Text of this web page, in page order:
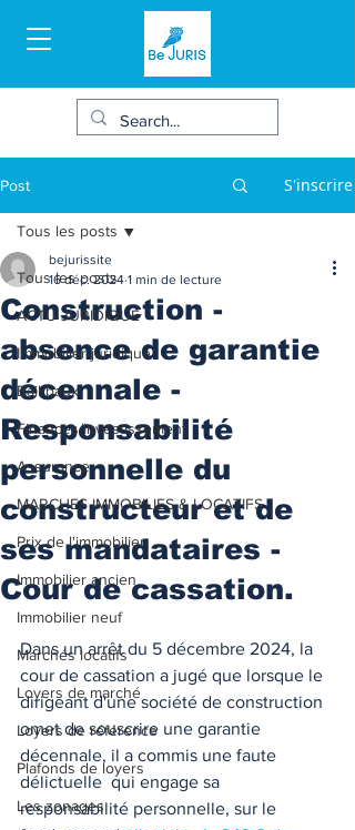
Post S'inscrire
Tous les posts
ACTU JURIDIQUE
Immobilier juridique
Bail/baux
Finances/Investissement
Assurance
MARCHES IMMOBILIES & LOCATIFS
Prix de l'immobilier
Immobilier ancien
Immobilier neuf
Marchés locatifs
Loyers de marché
Loyers de référence
Plafonds de loyers
Les zonages
Tous les posts
Construction -
absence de garantie
décennale -
Responsabilité
personnelle du
constructeur et de
ses mandataires -
Cour de cassation.
bejurissite
16 déc. 2024 1 min de lecture
Dans un arrêt du 5 décembre 2024, la
cour de cassation a jugé que lorsque le
dirigeant d'une société de construction
omet de souscrire une garantie
décennale, il a commis une faute
délictuelle  qui engage sa
responsabilité personnelle, sur le